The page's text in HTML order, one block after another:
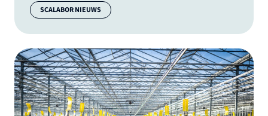
Categorie:
SCALABOR NIEUWS